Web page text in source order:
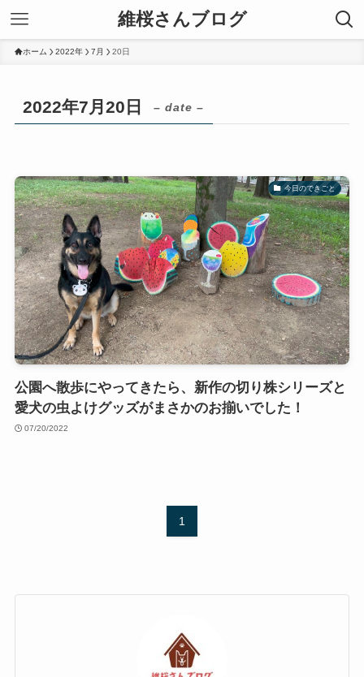
維桜さんブログ
ホーム 2022年 7月 20日
2022年7月20日 – date –
今日のできごと
公園へ散歩にやってきたら、新作の切り株シリーズと
愛犬の虫よけグッズがまさかのお揃いでした！
07/20/2022
1